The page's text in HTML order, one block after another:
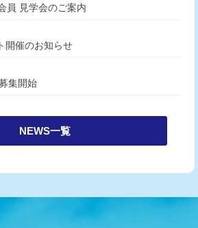
員 見学会のご案内
開催のお知らせ
集開始
NEWS一覧